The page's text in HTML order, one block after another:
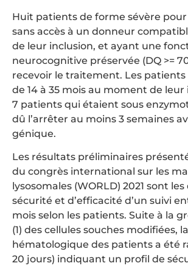
Huit patients de forme sévère
sans accès à un donneur
de leur inclusion, et ayant une
neurocognitive préservée (DQ >=
recevoir le traitement. Les
de 14 à 35 mois au moment de leur
7 patients qui étaient sous
dû l’arrêter au moins 3 semaines
génique.
Les résultats préliminaires
du congrès international sur les
lysosomales (WORLD) 2021 sont
sécurité et d’efficacité d’un suivi
mois selon les patients. Suite à la
(1) des cellules souches modifiées,
hématologique des patients a été
20 jours) indiquant un profil de